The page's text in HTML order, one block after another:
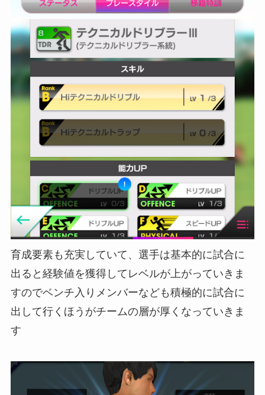
育成要素も充実していて、選手は基本的に試合に
出ると経験値を獲得してレベルが上がっていきま
すのでベンチ入りメンバーなども積極的に試合に
出して行くほうがチームの層が厚くなっていきま
す